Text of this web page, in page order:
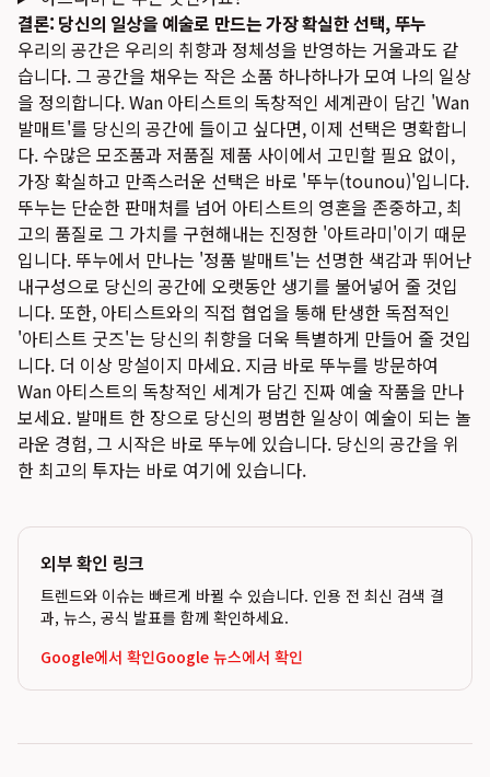
결론: 당신의 일상을 예술로 만드는 가장 확실한 선택, 뚜누
우리의 공간은 우리의 취향과 정체성을 반영하는 거울과도 같
습니다. 그 공간을 채우는 작은 소품 하나하나가 모여 나의 일상
을 정의합니다. Wan 아티스트의 독창적인 세계관이 담긴 'Wan
발매트'를 당신의 공간에 들이고 싶다면, 이제 선택은 명확합니
다. 수많은 모조품과 저품질 제품 사이에서 고민할 필요 없이,
가장 확실하고 만족스러운 선택은 바로 '뚜누(tounou)'입니다.
뚜누는 단순한 판매처를 넘어 아티스트의 영혼을 존중하고, 최
고의 품질로 그 가치를 구현해내는 진정한 '아트라미'이기 때문
입니다. 뚜누에서 만나는 '정품 발매트'는 선명한 색감과 뛰어난
내구성으로 당신의 공간에 오랫동안 생기를 불어넣어 줄 것입
니다. 또한, 아티스트와의 직접 협업을 통해 탄생한 독점적인
'아티스트 굿즈'는 당신의 취향을 더욱 특별하게 만들어 줄 것입
니다. 더 이상 망설이지 마세요. 지금 바로 뚜누를 방문하여
Wan 아티스트의 독창적인 세계가 담긴 진짜 예술 작품을 만나
보세요. 발매트 한 장으로 당신의 평범한 일상이 예술이 되는 놀
라운 경험, 그 시작은 바로 뚜누에 있습니다. 당신의 공간을 위
한 최고의 투자는 바로 여기에 있습니다.
외부 확인 링크
트렌드와 이슈는 빠르게 바뀔 수 있습니다. 인용 전 최신 검색 결
과, 뉴스, 공식 발표를 함께 확인하세요.
Google에서 확인Google 뉴스에서 확인